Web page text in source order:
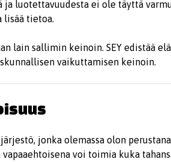
ja luotettavuudesta ei ole täyttä
lisää tietoa.
lain sallimin keinoin. SEY edistää
vaikuttamisen keinoin.
jonka olemassa olon
vapaaehtoisena voi toimia kuka